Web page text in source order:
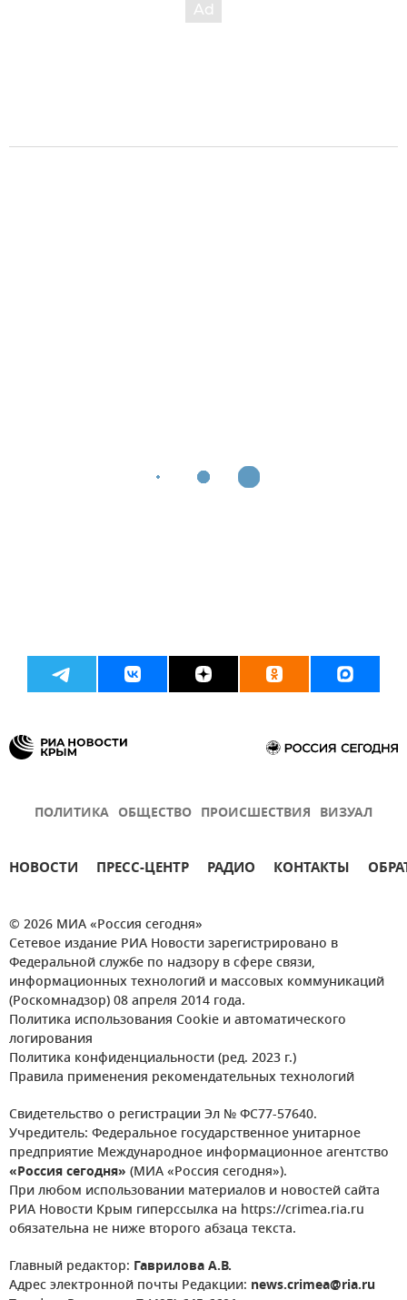
ПОЛИТИКА ОБЩЕСТВО ПРОИСШЕСТВИЯ ВИЗУАЛ
НОВОСТИ ПРЕСС-ЦЕНТР РАДИО КОНТАКТЫ
© 2026 МИА «Россия сегодня»
Сетевое издание РИА Новости зарегистрировано в
Федеральной службе по надзору в сфере связи,
информационных технологий и массовых коммуникаций
(Роскомнадзор) 08 апреля 2014 года.
Политика использования Cookie и автоматического
логирования
Политика конфиденциальности (ред. 2023 г.)
Правила применения рекомендательных технологий
Свидетельство о регистрации Эл № ФС77-57640.
Учредитель: Федеральное государственное унитарное
предприятие Международное информационное агентство
«Россия сегодня» (МИА «Россия сегодня»).
При любом использовании материалов и новостей сайта
РИА Новости Крым гиперссылка на https://crimea.ria.ru
обязательна не ниже второго абзаца текста.
Главный редактор: Гаврилова А.В.
Адрес электронной почты Редакции: news.crimea@ria.ru